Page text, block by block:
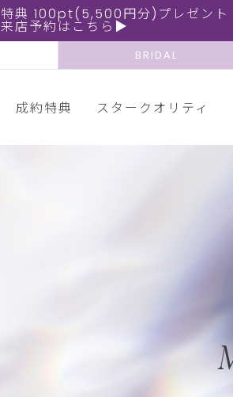
特典 100pt(5,500円分)プレゼント
来店予約はこちら▶
BRIDAL
成約特典 スタークオリティ